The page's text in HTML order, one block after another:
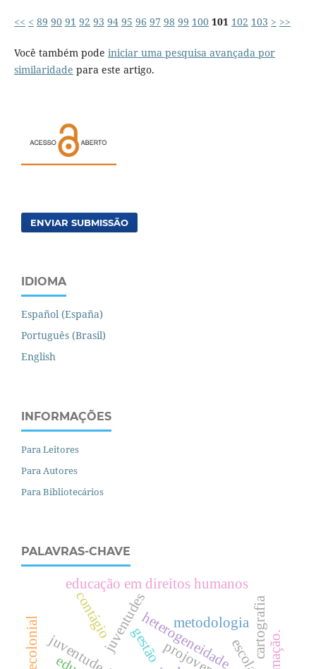
<< < 89 90 91 92 93 94 95 96 97 98 99 100 101 102 103 > >>
Você também pode iniciar uma pesquisa avançada por
similaridade para este artigo.
ENVIAR SUBMISSÃO
IDIOMA
Español (España)
Português (Brasil)
English
INFORMAÇÕES
Para Leitores
Para Autores
Para Bibliotecários
PALAVRAS-CHAVE
gestão
juventudes
educação em direitos humanos
heterogeneidade
decolonial
contágio cartografia
metodologia